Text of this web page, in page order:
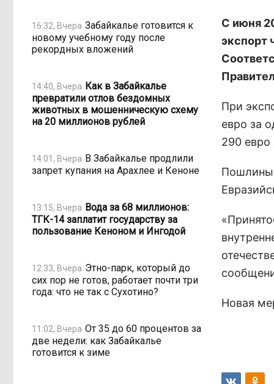
16:32, Вчера Забайкалье готовится к
новому учебному году после
рекордных вложений
14:40, Вчера Как в Забайкалье
превратили отлов бездомных
животных в мошенническую схему
на 20 миллионов рублей
14:01, Вчера В Забайкалье продлили
запрет купания на Арахлее и Кеноне
13:15, Вчера Вода за 68 миллионов:
ТГК-14 заплатит государству за
пользование Кеноном и Ингодой
12:33, Вчера Этно-парк, который до
сих пор не готов, работает почти три
года: что не так с Сухотино?
11:02, Вчера От 35 до 60 процентов за
две недели: как Забайкалье
готовится к зиме
С июня
экспорт
При
евро за
290 евро
Пошлины
Новая